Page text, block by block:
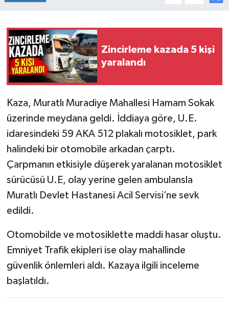
Zincirleme kazada 5 kişi
yaralandı
Kaza, Muratlı Muradiye Mahallesi Hamam Sokak
üzerinde meydana geldi. İddiaya göre, U.E.
idaresindeki 59 AKA 512 plakalı motosiklet, park
halindeki bir otomobile arkadan çarptı.
Çarpmanın etkisiyle düşerek yaralanan motosiklet
sürücüsü U.E, olay yerine gelen ambulansla
Muratlı Devlet Hastanesi Acil Servisi’ne sevk
edildi.
Otomobilde ve motosiklette maddi hasar oluştu.
Emniyet Trafik ekipleri ise olay mahallinde
güvenlik önlemleri aldı. Kazaya ilgili inceleme
başlatıldı.